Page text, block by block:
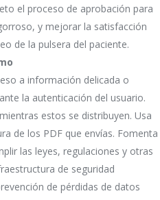
el proceso de aprobación para
y mejorar la satisfacción
de la pulsera del paciente.
a información delicada o
la autenticación del usuario.
estos se distribuyen. Usa
de los PDF que envías. Fomenta
las leyes, regulaciones y otras
de seguridad
de pérdidas de datos